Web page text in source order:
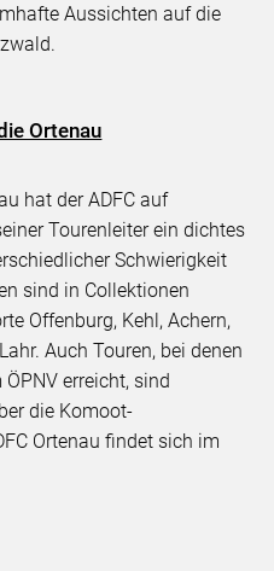
Aussichten auf die
Ortenau
hat der ADFC auf
Tourenleiter ein dichtes
Schwierigkeit
sind in Collektionen
Offenburg, Kehl, Achern,
Auch Touren, bei denen
erreicht, sind
die Komoot-
Ortenau findet sich im